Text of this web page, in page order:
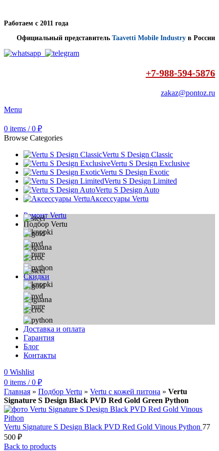
Работаем с 2011 года
Официальный представитель Taavetti Mobile Industry в России
+7-988-594-5876
zakaz@pontoz.ru
Menu
0 items / 0 ₽
Browse Categories
Vertu S Design Classic
Vertu S Design Exclusive
Vertu S Design Exotic
Vertu S Design Limited
Vertu S Design Auto
Аксессуары Vertu
Ремонт Vertu
Подбор Vertu
Скидки
Доставка и оплата
Гарантия
Блог
Контакты
0 Wishlist
0 items / 0 ₽
Главная » Подбор Vertu » Vertu с кожей питона » Vertu
Signature S Design Black PVD Red Gold Green Python
Vertu Signature S Design Black PVD Red Gold Vinous Python 77
500 ₽
Back to products